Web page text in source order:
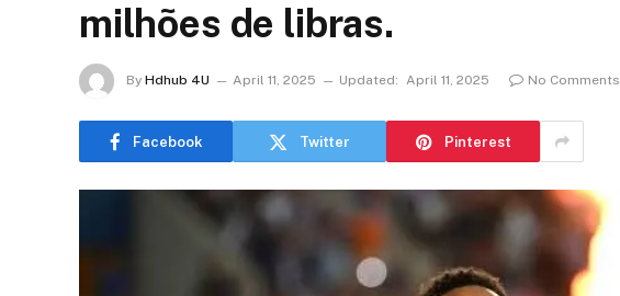
milhões de libras.
By Hdhub 4U April 11, 2025 Updated: April 11, 2025 No Comments
Facebook Twitter Pinterest